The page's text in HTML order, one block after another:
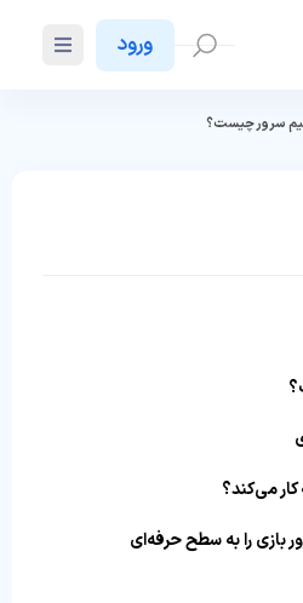
ورود
سرور چیست؟
می‌کند؟
بازی را به سطح حرفه‌ای